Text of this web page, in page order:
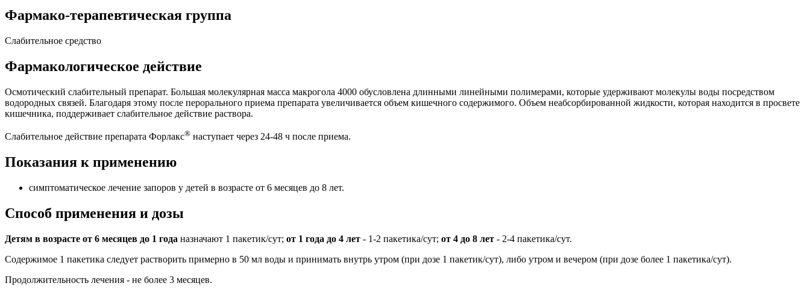
Фармако-терапевтическая группа
Слабительное средство
Фармакологическое действие
Осмотический слабительный препарат. Большая молекулярная масса макрогола 4000 обусловлена длинными линейными полимерами, которые удерживают молекулы воды посредством
водородных связей. Благодаря этому после перорального приема препарата увеличивается объем кишечного содержимого. Объем неабсорбированной жидкости, которая находится в просвете
кишечника, поддерживает слабительное действие раствора.
Слабительное действие препарата Форлакс® наступает через 24-48 ч после приема.
Показания к применению
симптоматическое лечение запоров у детей в возрасте от 6 месяцев до 8 лет.
Способ применения и дозы
Детям в возрасте от 6 месяцев до 1 года назначают 1 пакетик/сут; от 1 года до 4 лет - 1-2 пакетика/сут; от 4 до 8 лет - 2-4 пакетика/сут.
Содержимое 1 пакетика следует растворить примерно в 50 мл воды и принимать внутрь утром (при дозе 1 пакетик/сут), либо утром и вечером (при дозе более 1 пакетика/сут).
Продолжительность лечения - не более 3 месяцев.